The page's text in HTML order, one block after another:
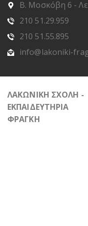
Β. Μοσκόβη 6 -
210 51.29.959
210 51.55.895
info@lakoniki-
ΛΑΚΩΝΙΚΗ ΣΧΟΛΗ -
ΕΚΠΑΙΔΕΥΤΗΡΙΑ
ΦΡΑΓΚΗ